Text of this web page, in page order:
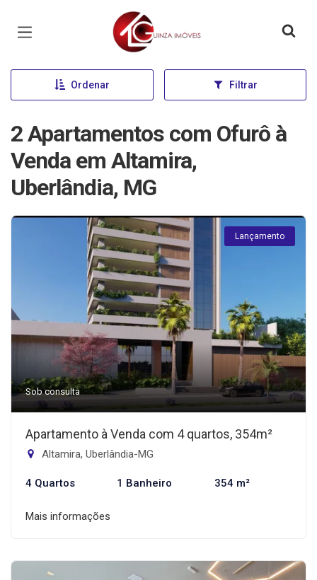
Página inicial
Ordenar Filtrar
2 Apartamentos com Ofurô à
Venda em Altamira,
Uberlândia, MG
Lançamento
Sob consulta
Apartamento à Venda com 4 quartos, 354m²
Altamira, Uberlândia-MG
4 Quartos 1 Banheiro 354 m²
Mais informações